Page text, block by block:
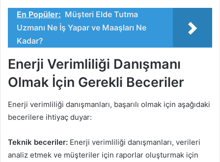
En Popüler: Müşteri Elde Tutma
Uzmanı Ne İş Yapar ve Maaşları Ne
Kadar?
Enerji Verimliliği Danışmanı
Olmak İçin Gerekli Beceriler
Enerji verimliliği danışmanları, başarılı olmak için aşağıdaki
becerilere ihtiyaç duyar:
Teknik beceriler: Enerji verimliliği danışmanları, verileri
analiz etmek ve müşteriler için raporlar oluşturmak için